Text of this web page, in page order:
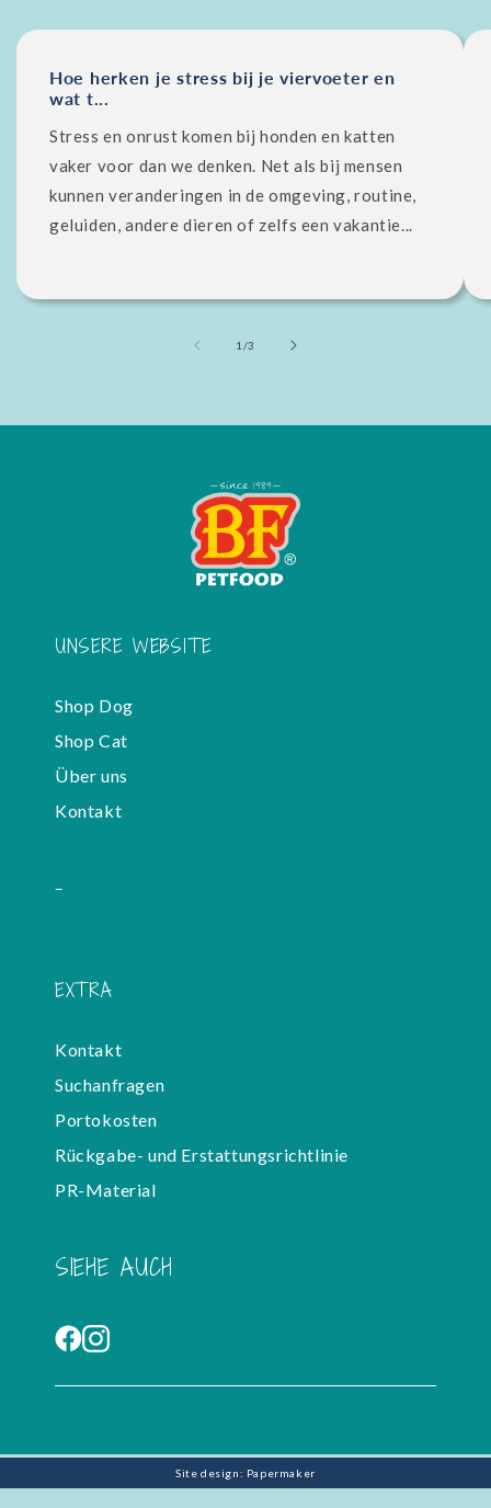
Hoe herken je stress bij je viervoeter en
wat t...
Stress en onrust komen bij honden en katten
vaker voor dan we denken. Net als bij mensen
kunnen veranderingen in de omgeving, routine,
geluiden, andere dieren of zelfs een vakantie...
1 /von
3
UNSERE WEBSITE
Shop Dog
Shop Cat
Über uns
Kontakt
-
EXTRA
Kontakt
Suchanfragen
Portokosten
Rückgabe- und Erstattungsrichtlinie
PR-Material
SIEHE AUCH
Site design: Papermaker